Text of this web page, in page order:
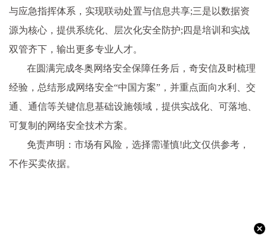
与应急指挥体系，实现联动处置与信息共享;三是以数据资
源为核心，提供系统化、层次化安全防护;四是培训和实战
双管齐下，输出更多专业人才。
在圆满完成冬奥网络安全保障任务后，奇安信及时梳理
经验，总结形成网络安全“中国方案”，并重点面向水利、交
通、通信等关键信息基础设施领域，提供实战化、可落地、
可复制的网络安全技术方案。
免责声明：市场有风险，选择需谨慎!此文仅供参考，
不作买卖依据。